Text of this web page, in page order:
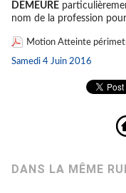
DEMEURE
nom de la profession
Motion Atteinte
Samedi 4 Juin 2016
DANS LA MÊME